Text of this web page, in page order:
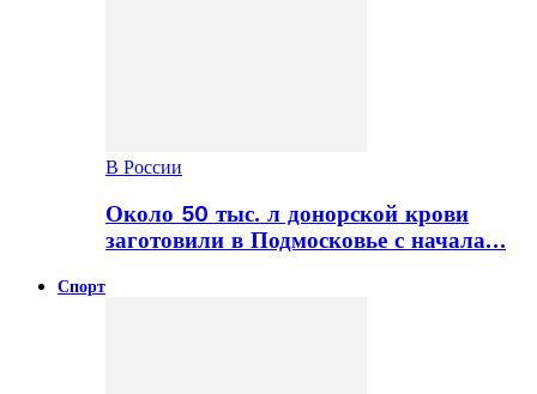
В России
Около 50 тыс. л донорской крови
заготовили в Подмосковье с начала…
Спорт